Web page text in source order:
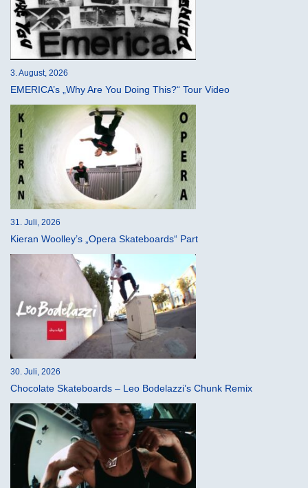
3. August, 2026
EMERICA’s „Why Are You Doing This?“ Tour Video
31. Juli, 2026
Kieran Woolley’s „Opera Skateboards“ Part
30. Juli, 2026
Chocolate Skateboards – Leo Bodelazzi’s Chunk Remix